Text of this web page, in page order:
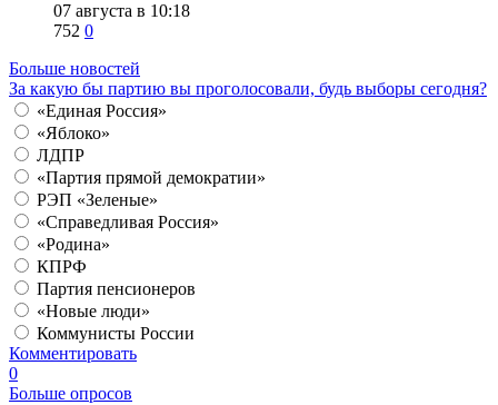
07 августа в 10:18
752 0
Больше новостей
За какую бы партию вы проголосовали, будь выборы сегодня?
«Единая Россия»
«Яблоко»
ЛДПР
«Партия прямой демократии»
РЭП «Зеленые»
«Справедливая Россия»
«Родина»
КПРФ
Партия пенсионеров
«Новые люди»
Коммунисты России
Комментировать
0
Больше опросов